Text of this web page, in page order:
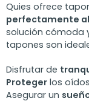
Quies ofrece
perfectamente
solución cómoda
tapones son
Disfrutar de
Proteger los
Asegurar un